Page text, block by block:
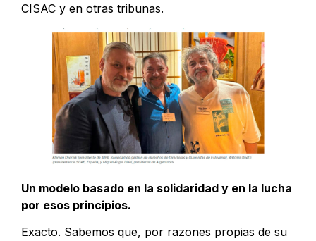
CISAC y en otras tribunas.
Un modelo basado en la solidaridad y en la lucha
por esos principios.
Exacto. Sabemos que, por razones propias de su